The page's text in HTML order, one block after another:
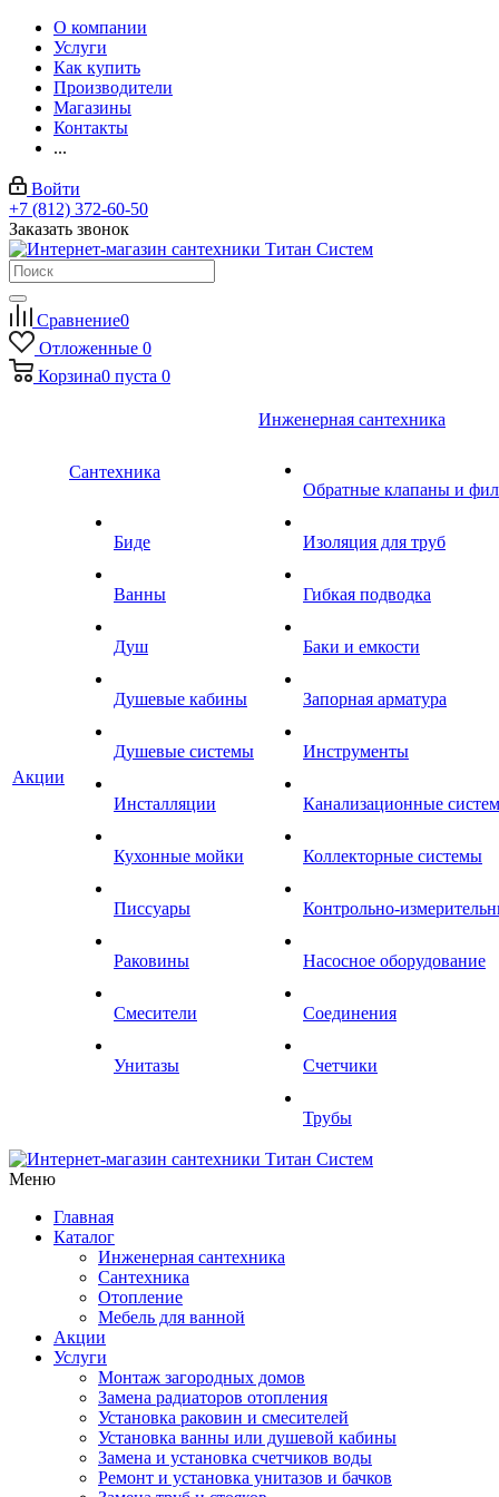
О компании
Услуги
Как купить
Производители
Магазины
Контакты
...
Войти
+7 (812) 372-60-50
Заказать звонок
Сравнение0
Отложенные 0
Корзина0 пуста 0
Акции
Сантехника
Биде
Ванны
Душ
Душевые кабины
Душевые системы
Инсталляции
Кухонные мойки
Писсуары
Раковины
Смесители
Унитазы
Инженерная сантехника
Обратные клапаны и
Изоляция для труб
Гибкая подводка
Баки и емкости
Запорная арматура
Инструменты
Канализационные
Коллекторные системы
Контрольно-
Насосное оборудование
Соединения
Счетчики
Трубы
Меню
Главная
Каталог
Инженерная сантехника
Сантехника
Отопление
Мебель для ванной
Акции
Услуги
Монтаж загородных домов
Замена радиаторов отопления
Установка раковин и смесителей
Установка ванны или душевой кабины
Замена и установка счетчиков воды
Ремонт и установка унитазов и бачков